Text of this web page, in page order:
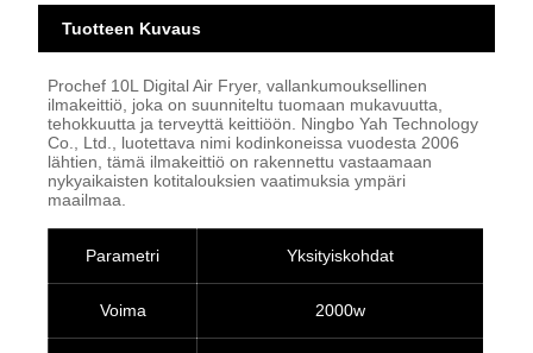
Tuotteen Kuvaus
Prochef 10L Digital Air Fryer, vallankumouksellinen
ilmakeittiö, joka on suunniteltu tuomaan mukavuutta,
tehokkuutta ja terveyttä keittiöön. Ningbo Yah Technology
Co., Ltd., luotettava nimi kodinkoneissa vuodesta 2006
lähtien, tämä ilmakeittiö on rakennettu vastaamaan
nykyaikaisten kotitalouksien vaatimuksia ympäri
maailmaa.
Parametri Yksityiskohdat
Voima 2000w